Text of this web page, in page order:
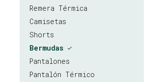
Remera Térmica
Camisetas
Shorts
Bermudas
Pantalones
Pantalón Térmico